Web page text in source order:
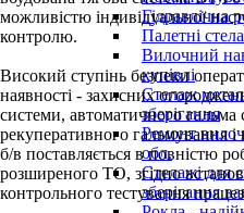
Гідравлічна
Палетні
Вилочний
купівлі
Стелаж
зберігання
Ремонт
обл.
Стелажі для
зберігання
можливістю індивідуальної
контролю.
Високий ступінь безпеки
наявності - захисних
системи, автоматичного гальма
рекуперативного гальмування
б/в поставляється в повністю
розширеного ТО, згідно
контрольного тестування